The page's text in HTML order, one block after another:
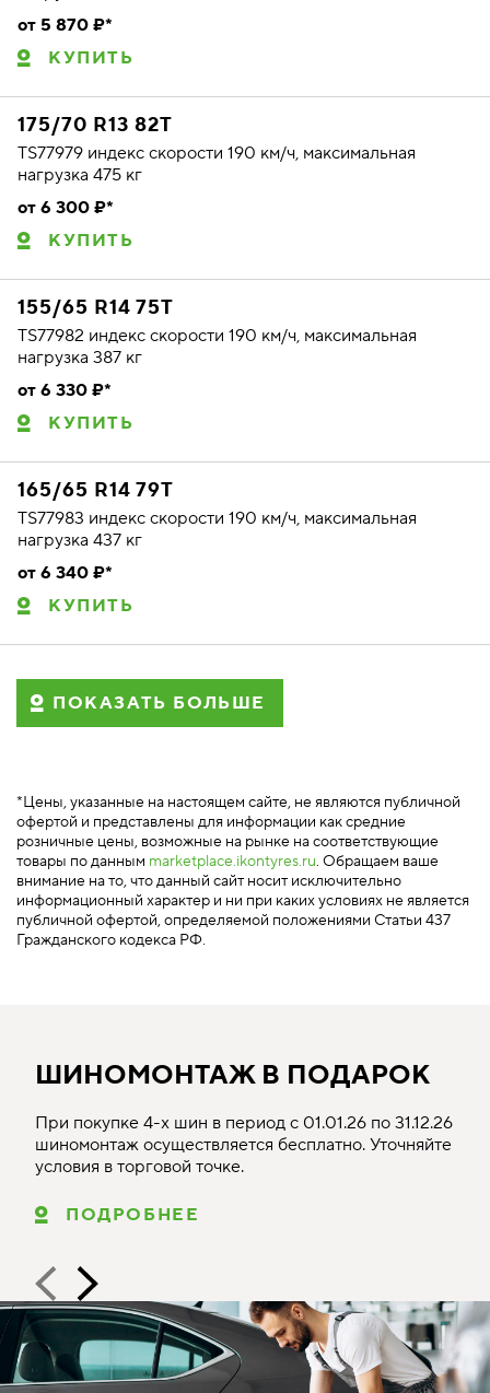
от 5 870 ₽*
КУПИТЬ
175/70 R13 82T
TS77979 индекс скорости 190 км/ч, максимальная
нагрузка 475 кг
от 6 300 ₽*
КУПИТЬ
155/65 R14 75T
TS77982 индекс скорости 190 км/ч, максимальная
нагрузка 387 кг
от 6 330 ₽*
КУПИТЬ
165/65 R14 79T
TS77983 индекс скорости 190 км/ч, максимальная
нагрузка 437 кг
от 6 340 ₽*
КУПИТЬ
ПОКАЗАТЬ БОЛЬШЕ
*Цены, указанные на настоящем сайте, не являются публичной
офертой и представлены для информации как средние
розничные цены, возможные на рынке на соответствующие
товары по данным marketplace.ikontyres.ru. Обращаем ваше
внимание на то, что данный сайт носит исключительно
информационный характер и ни при каких условиях не является
публичной офертой, определяемой положениями Статьи 437
Гражданского кодекса РФ.
ШИНОМОНТАЖ В ПОДАРОК
При покупке 4-х шин в период с 01.01.26 по 31.12.26
шиномонтаж осуществляется бесплатно. Уточняйте
условия в торговой точке.
ПОДРОБНЕЕ